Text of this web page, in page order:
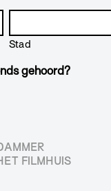
Stad
gehoord?
FILMHUIS